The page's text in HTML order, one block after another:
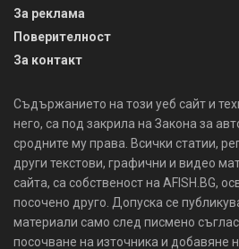
За реклама
Поверителност
За контакт
Съдържанието на този уеб сайт и
него, са под закрила на Закона за
сродните му права. Всички статии,
други текстови, графични и видео
сайта, са собственост на AFISH.BG,
посочено друго. Допуска се
материали само след писмено
посочване на източника и добавяне